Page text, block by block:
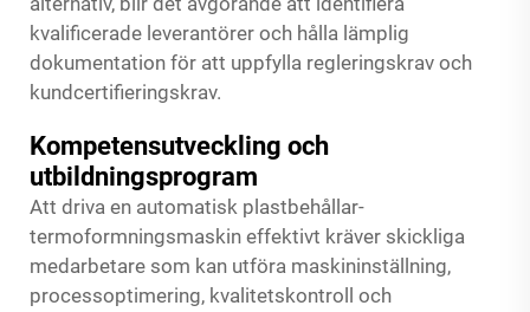
kvalificerade leverantörer och hålla lämplig
dokumentation för att uppfylla regleringskrav och
kundcertifieringskrav.
Kompetensutveckling och
utbildningsprogram
Att driva en automatisk plastbehållar-
termoformningsmaskin effektivt kräver skickliga
medarbetare som kan utföra maskininställning,
processoptimering, kvalitetskontroll och